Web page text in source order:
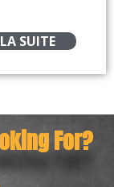
SUITE
For?